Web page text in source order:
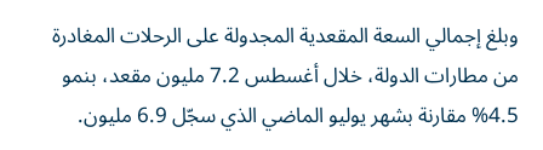
وبلغ إجمالي السعة المقعدية المجدولة على الرحلات المغادرة
من مطارات الدولة، خلال أغسطس 7.2 مليون مقعد، بنمو
4.5% مقارنة بشهر يوليو الماضي الذي سجّل 6.9 مليون.